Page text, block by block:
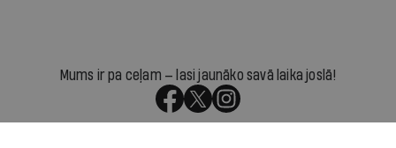
izskatīšanai Ministru kabinetā.
Mums ir pa ceļam — lasi jaunāko savā laika joslā!